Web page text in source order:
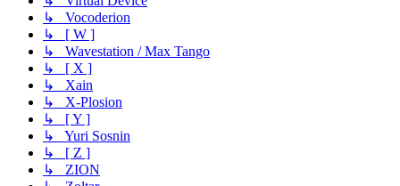
↳ Vocoderion
↳ [ W ]
↳ Wavestation / Max Tango
↳ [ X ]
↳ Xain
↳ X-Plosion
↳ [ Y ]
↳ Yuri Sosnin
↳ [ Z ]
↳ ZION